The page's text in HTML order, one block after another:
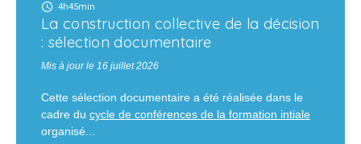
4h45min
La construction collective de la décision
: sélection documentaire
Mis à jour le 16 juillet 2026
Cette sélection documentaire a été réalisée dans le
cadre du cycle de conférences de la formation intiale
organisé...